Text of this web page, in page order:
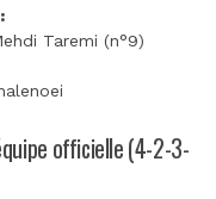
Taremi (n°9)
officielle (4-2-3-